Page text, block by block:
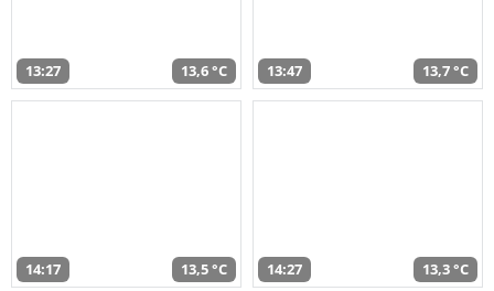
13:27 13,6 °C 13:47 13,7 °C
14:17 13,5 °C 14:27 13,3 °C